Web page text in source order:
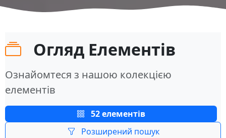
Огляд Елементів
Ознайомтеся з нашою колекцією
елементів
52 елементів
Розширений пошук